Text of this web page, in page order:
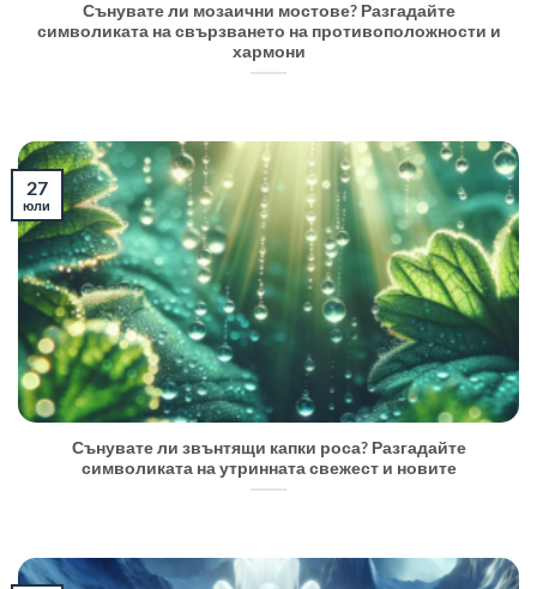
Сънувате ли мозаични мостове? Разгадайте
символиката на свързването на противоположности и
хармони
Сънувате ли звънтящи капки роса? Разгадайте
символиката на утринната свежест и новите
27
юли